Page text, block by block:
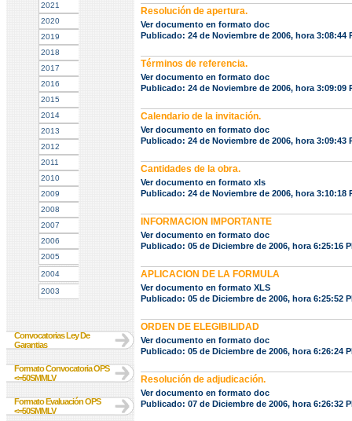
2021
2020
2019
2018
2017
2016
2015
2014
2013
2012
2011
2010
2009
2008
2007
2006
2005
2004
2003
Convocatorias Ley De
Garantias
Formato Convocatoria OPS
<=50SMMLV
Formato Evaluación OPS
<=50SMMLV
Resolución de apertura.
Ver documento en formato doc
Publicado: 24 de Noviembre de 2006, hora 3:08:44
Términos de referencia.
Ver documento en formato doc
Publicado: 24 de Noviembre de 2006, hora 3:09:09
Calendario de la invitación.
Ver documento en formato doc
Publicado: 24 de Noviembre de 2006, hora 3:09:43
Cantidades de la obra.
Ver documento en formato xls
Publicado: 24 de Noviembre de 2006, hora 3:10:18
INFORMACION IMPORTANTE
Ver documento en formato doc
Publicado: 05 de Diciembre de 2006, hora 6:25:16
APLICACION DE LA FORMULA
Ver documento en formato XLS
Publicado: 05 de Diciembre de 2006, hora 6:25:52
ORDEN DE ELEGIBILIDAD
Ver documento en formato doc
Publicado: 05 de Diciembre de 2006, hora 6:26:24
Resolución de adjudicación.
Ver documento en formato doc
Publicado: 07 de Diciembre de 2006, hora 6:26:32